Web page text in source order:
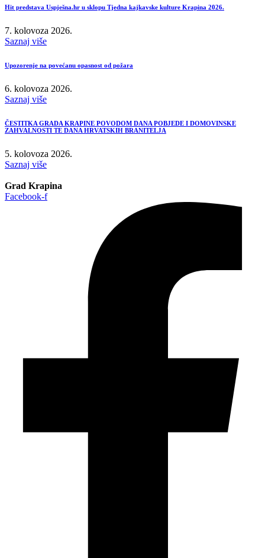
Hit predstava Uspješna.hr u sklopu Tjedna kajkavske kulture Krapina 2026.
7. kolovoza 2026.
Saznaj više
Upozorenje na povećanu opasnost od požara
6. kolovoza 2026.
Saznaj više
ČESTITKA GRADA KRAPINE POVODOM DANA POBJEDE I DOMOVINSKE
ZAHVALNOSTI TE DANA HRVATSKIH BRANITELJA
5. kolovoza 2026.
Saznaj više
Grad Krapina
Facebook-f